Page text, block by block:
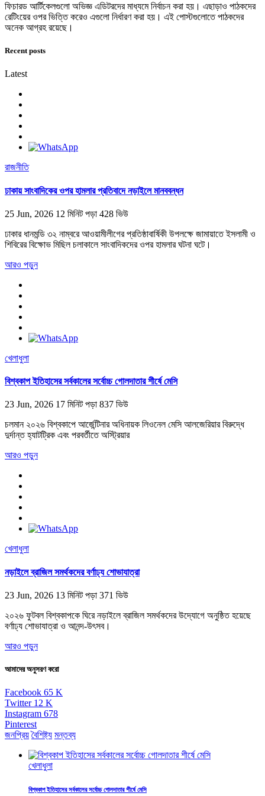
ফিচারড আর্টিকেলগুলো অভিজ্ঞ এডিটরদের মাধ্যমে নির্বাচন করা হয়। এছাড়াও পাঠকদের
রেটিংয়ের ওপর ভিত্তি করেও এগুলো নির্ধারণ করা হয়। এই পোস্টগুলোতে পাঠকদের
অনেক আগ্রহ রয়েছে।
Recent posts
Latest
রাজনীতি
ঢাকায় সাংবাদিকের ওপর হামলার প্রতিবাদে নড়াইলে মানববন্ধন
25 Jun, 2026 12 মিনিট পড়া 428 ভিউ
ঢাকার ধানমন্ডি ৩২ নাম্বরে আওয়ামীলীগের প্রতিষ্ঠাবার্ষিকী উপলক্ষে জামায়াতে ইসলামী ও
শিবিরের বিক্ষোভ মিছিল চলাকালে সাংবাদিকদের ওপর হামলার ঘটনা ঘটে।
আরও পড়ুন
খেলাধুলা
বিশ্বকাপ ইতিহাসের সর্বকালের সর্বোচ্চ গোলদাতার শীর্ষে মেসি
23 Jun, 2026 17 মিনিট পড়া 837 ভিউ
চলমান ২০২৬ বিশ্বকাপে আর্জেন্টিনার অধিনায়ক লিওনেল মেসি আলজেরিয়ার বিরুদ্ধে
দুর্দান্ত হ্যাটট্রিক এবং পরবর্তীতে অস্ট্রিয়ার
আরও পড়ুন
খেলাধুলা
নড়াইলে ব্রাজিল সমর্থকদের বর্ণাঢ্য শোভাযাত্রা
23 Jun, 2026 13 মিনিট পড়া 371 ভিউ
২০২৬ ফুটবল বিশ্বকাপকে ঘিরে নড়াইলে ব্রাজিল সমর্থকদের উদ্যোগে অনুষ্ঠিত হয়েছে
বর্ণাঢ্য শোভাযাত্রা ও আনন্দ-উৎসব।
আরও পড়ুন
আমাদের অনুসরণ করো
Facebook 65 K
Twitter 12 K
Instagram 678
Pinterest
জনপ্রিয় বৈশিষ্ট্য মন্তব্য
খেলাধুলা
বিশ্বকাপ ইতিহাসের সর্বকালের সর্বোচ্চ গোলদাতার শীর্ষে মেসি